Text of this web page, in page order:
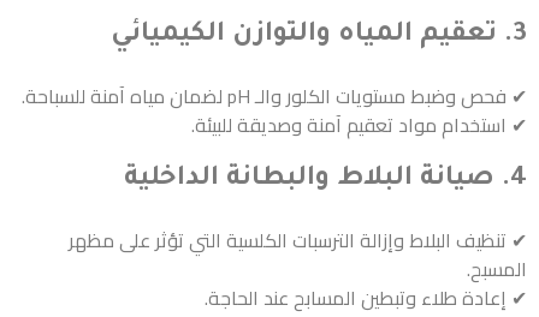
3. تعقيم المياه والتوازن الكيميائي
✔ فحص وضبط مستويات الكلور والـ pH لضمان مياه آمنة للسباحة.
✔ استخدام مواد تعقيم آمنة وصديقة للبيئة.
4. صيانة البلاط والبطانة الداخلية
✔ تنظيف البلاط وإزالة الترسبات الكلسية التي تؤثر على مظهر
المسبح.
✔ إعادة طلاء وتبطين المسابح عند الحاجة.